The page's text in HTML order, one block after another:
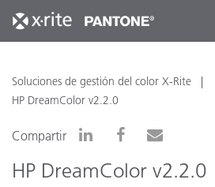
Soluciones de gestión del color X-Rite
HP DreamColor v2.2.0
Compartir
HP DreamColor v2.2.0